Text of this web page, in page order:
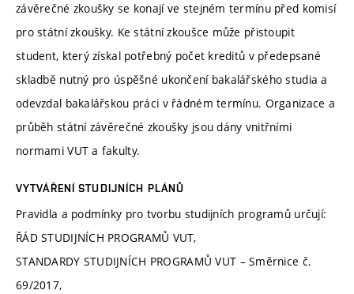
závěrečné zkoušky se konají ve stejném termínu před komisí
pro státní zkoušky. Ke státní zkoušce může přistoupit
student, který získal potřebný počet kreditů v předepsané
skladbě nutný pro úspěšné ukončení bakalářského studia a
odevzdal bakalářskou práci v řádném termínu. Organizace a
průběh státní závěrečné zkoušky jsou dány vnitřními
normami VUT a fakulty.
VYTVÁŘENÍ STUDIJNÍCH PLÁNŮ
Pravidla a podmínky pro tvorbu studijních programů určují:
ŘÁD STUDIJNÍCH PROGRAMŮ VUT,
STANDARDY STUDIJNÍCH PROGRAMŮ VUT – Směrnice č.
69/2017,